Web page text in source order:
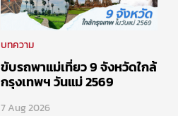
บทความ
ขับรถพาแม่เที่ยว 9 จังหวัดใกล้
กรุงเทพฯ วันแม่ 2569
7 Aug 2026